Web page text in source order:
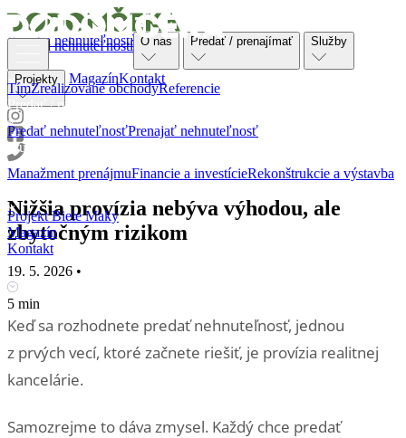
Ponuka nehnuteľností
TímZrealizované obchodyReferencie
Predať / prenajímať
Predať nehnuteľnosťPrenajať nehnuteľnosť
Služby
Manažment prenájmuFinancie a investícieRekonštrukcie a výstavba
Projekt Biele Maky
Magazín
Kontakt
Ponuka nehnuteľností O nás Predať / prenajímať Služby
Projekty MagazínKontakt
Nižšia provízia nebýva výhodou, ale
zbytočným rizikom
19. 5. 2026 •
5 min
Keď sa rozhodnete predať nehnuteľnosť, jednou
z prvých vecí, ktoré začnete riešiť, je provízia realitnej
kancelárie.
Samozrejme to dáva zmysel. Každý chce predať